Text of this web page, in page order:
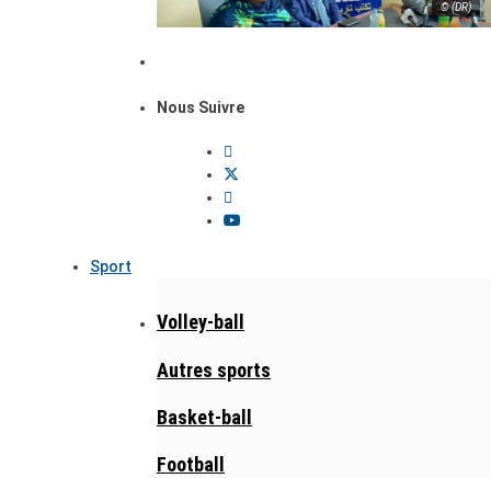
© (DR)
Nous Suivre
Sport
Volley-ball
Autres sports
Basket-ball
Football